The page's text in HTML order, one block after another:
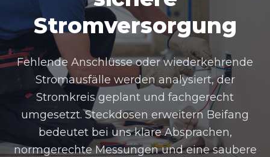
Stromversorgung
Fehlende Anschlüsse oder wiederkehrende
Stromausfälle werden analysiert, der
Stromkreis geplant und fachgerecht
umgesetzt. Steckdosen erweitern Beifang
bedeutet bei uns klare Absprachen,
normgerechte Messungen und eine saubere